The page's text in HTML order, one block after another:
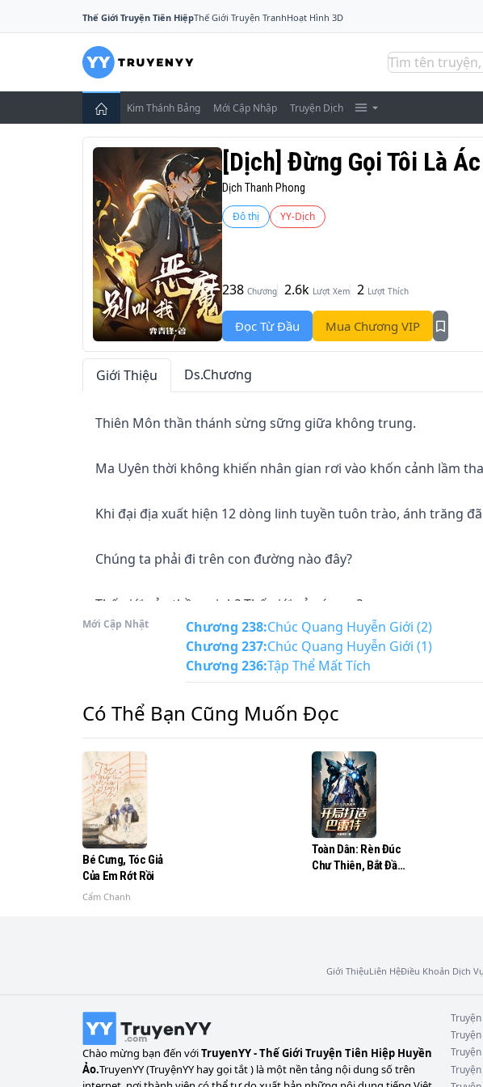
Thế Giới Truyện Tiên HiệpThế Giới Truyện TranhHoạt Hình 3D
Kim Thánh Bảng Mới Cập Nhập Truyện Dịch
[Dịch] Đừng Gọi Tôi Là
Dịch Thanh Phong
Đô thị YY-Dịch
238 Chương 2.6k Lượt Xem 2 Lượt Thích
Đọc Từ Đầu Mua Chương VIP
Giới Thiệu Ds.Chương
Thiên Môn thần thánh sừng sững giữa không trung.
Ma Uyên thời không khiến nhân gian rơi vào khốn cảnh lầm
Khi đại địa xuất hiện 12 dòng linh tuyền tuôn trào, ánh trăng
Chúng ta phải đi trên con đường nào đây?
Thế giới của thần minh? Thế giới của ác ma?
Không! Đây là thế giới của con người!
Ta tên Nhậm Kiệt, sống để làm nhân kiệt
Mới Cập Nhật Chương 238:Chúc Quang Huyễn Giới (2)
Chương 237:Chúc Quang Huyễn Giới (1)
Chương 236:Tập Thể Mất Tích
Có Thể Bạn Cũng Muốn Đọc
Bé Cưng, Tóc Giả
Của Em Rớt Rồi
Cẩm Chanh
Toàn Dân: Rèn Đúc
Chư Thiên, Bắt Đầu
Giới ThiệuLiên HệĐiều Khoản Dịch Vụ
Chào mừng bạn đến vớiTruyenYY - Thế Giới Truyện Tiên Hiệp Huyền
Ảo.TruyenYY (TruyệnYY hay gọi tắt ) là một nền tảng nội dung số trên
Truyện
Truyện
Truyện
Truyện